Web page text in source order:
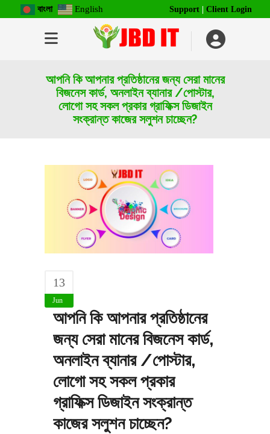
বাংলা English Support Client Login
আপনি কি আপনার প্রতিষ্ঠানের জন্য সেরা মানের
বিজনেস কার্ড, অনলাইন ব্যানার /পোস্টার,
লোগো সহ সকল প্রকার গ্রাফিক্স ডিজাইন
সংক্রান্ত কাজের সলুশন চাচ্ছেন?
13
Jun
আপনি কি আপনার প্রতিষ্ঠানের
জন্য সেরা মানের বিজনেস কার্ড,
অনলাইন ব্যানার /পোস্টার,
লোগো সহ সকল প্রকার
গ্রাফিক্স ডিজাইন সংক্রান্ত
কাজের সলুশন চাচ্ছেন?